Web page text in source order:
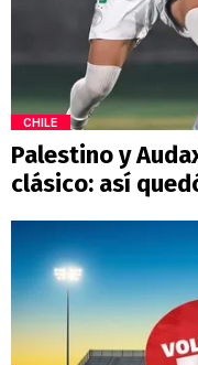
CHILE
Palestino y
clásico: así